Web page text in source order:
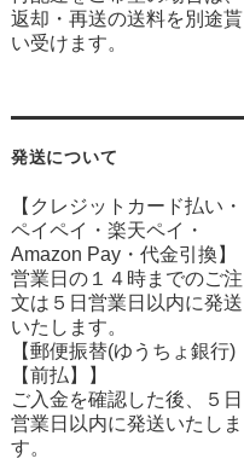
返却・再送の送料を別途貰
い受けます。
発送について
【クレジットカード払い・
ペイペイ・楽天ペイ・
Amazon Pay・ 代金引換】
営業日の１４時までのご注
文は５日営業日以内に発送
いたします。
【郵便振替(ゆうちょ銀行)
【前払】】
ご入金を確認した後、５日
営業日以内に発送いたしま
す。